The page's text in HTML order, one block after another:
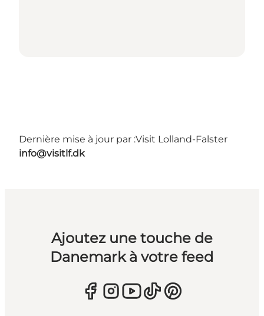
Dernière mise à jour par :Visit Lolland-Falster
info@visitlf.dk
Ajoutez une touche de
Danemark à votre feed